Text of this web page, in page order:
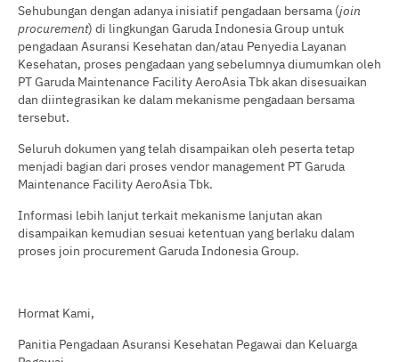
Sehubungan dengan adanya inisiatif pengadaan bersama (join
procurement) di lingkungan Garuda Indonesia Group untuk
pengadaan Asuransi Kesehatan dan/atau Penyedia Layanan
Kesehatan, proses pengadaan yang sebelumnya diumumkan oleh
PT Garuda Maintenance Facility AeroAsia Tbk akan disesuaikan
dan diintegrasikan ke dalam mekanisme pengadaan bersama
tersebut.
Seluruh dokumen yang telah disampaikan oleh peserta tetap
menjadi bagian dari proses vendor management PT Garuda
Maintenance Facility AeroAsia Tbk.
Informasi lebih lanjut terkait mekanisme lanjutan akan
disampaikan kemudian sesuai ketentuan yang berlaku dalam
proses join procurement Garuda Indonesia Group.
Hormat Kami,
Panitia Pengadaan Asuransi Kesehatan Pegawai dan Keluarga